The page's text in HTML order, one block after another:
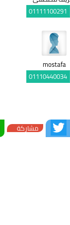
01111100291
mostafa
01110440034
Twitterمشاركة